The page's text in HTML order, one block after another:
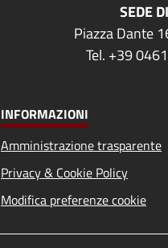
SEDE
Piazza Dante
Tel. +39
INFORMAZIONI
Amministrazione trasparente
Privacy & Cookie Policy
Modifica preferenze cookie